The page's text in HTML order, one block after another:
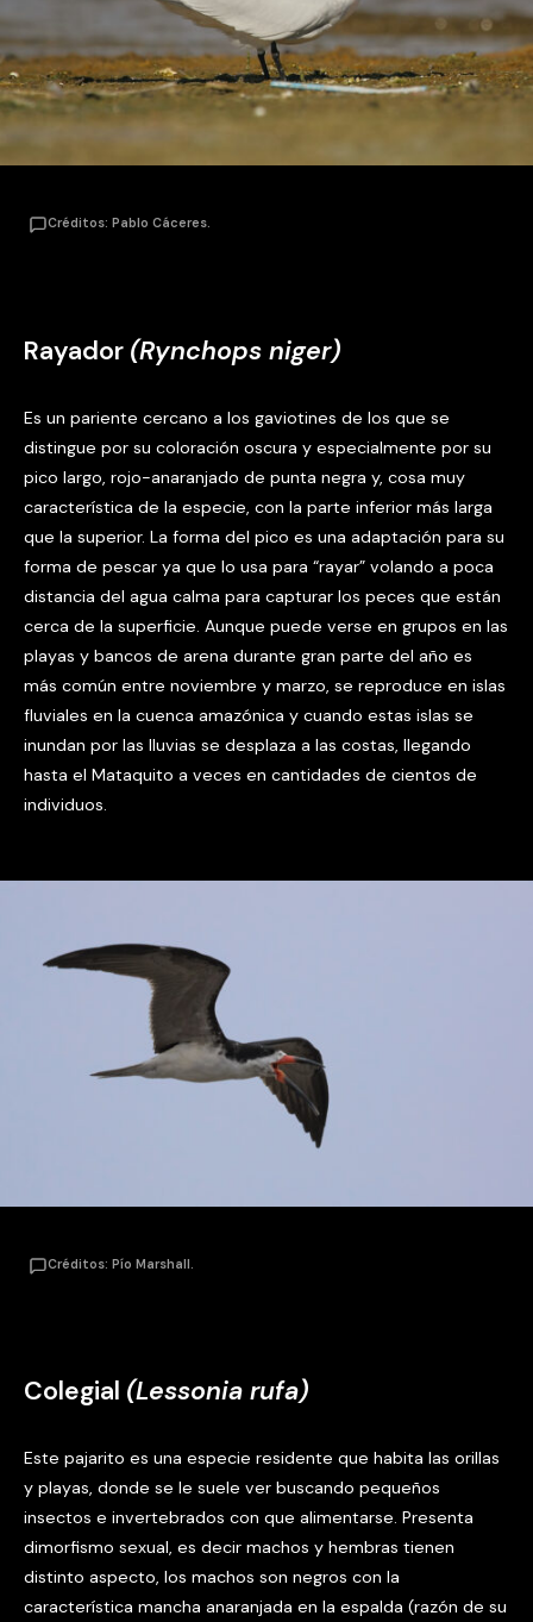
Créditos: Pablo Cáceres.
Rayador (Rynchops niger)
Es un pariente cercano a los gaviotines de los que se
distingue por su coloración oscura y especialmente por su
pico largo, rojo-anaranjado de punta negra y, cosa muy
característica de la especie, con la parte inferior más larga
que la superior. La forma del pico es una adaptación para su
forma de pescar ya que lo usa para “rayar” volando a poca
distancia del agua calma para capturar los peces que están
cerca de la superficie. Aunque puede verse en grupos en las
playas y bancos de arena durante gran parte del año es
más común entre noviembre y marzo, se reproduce en islas
fluviales en la cuenca amazónica y cuando estas islas se
inundan por las lluvias se desplaza a las costas, llegando
hasta el Mataquito a veces en cantidades de cientos de
individuos.
Créditos: Pío Marshall.
Colegial (Lessonia rufa)
Este pajarito es una especie residente que habita las orillas
y playas, donde se le suele ver buscando pequeños
insectos e invertebrados con que alimentarse. Presenta
dimorfismo sexual, es decir machos y hembras tienen
distinto aspecto, los machos son negros con la
característica mancha anaranjada en la espalda (razón de su